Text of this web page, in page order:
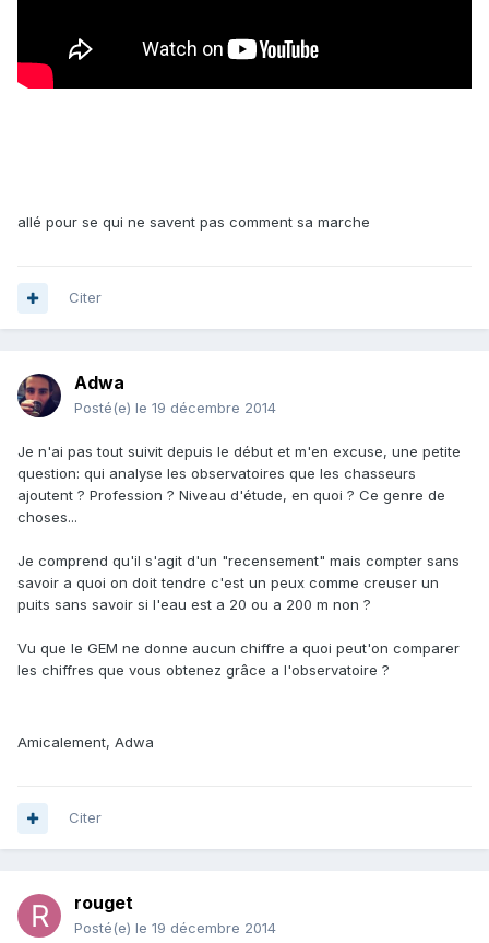
allé pour se qui ne savent pas comment sa marche
Citer
Adwa
Posté(e) le 19 décembre 2014
Je n'ai pas tout suivit depuis le début et m'en excuse, une petite
question: qui analyse les observatoires que les chasseurs
ajoutent ? Profession ? Niveau d'étude, en quoi ? Ce genre de
choses...
Je comprend qu'il s'agit d'un "recensement" mais compter sans
savoir a quoi on doit tendre c'est un peux comme creuser un
puits sans savoir si l'eau est a 20 ou a 200 m non ?
Vu que le GEM ne donne aucun chiffre a quoi peut'on comparer
les chiffres que vous obtenez grâce a l'observatoire ?
Amicalement, Adwa
Citer
rouget
Posté(e) le 19 décembre 2014